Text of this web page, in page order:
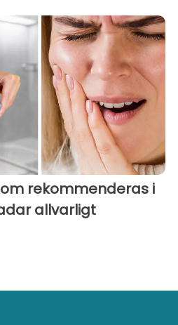
rekommenderas i
allvarligt